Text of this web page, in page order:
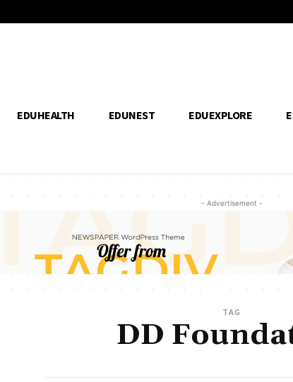
EDUHEALTH EDUNEST EDUEXPLORE
- Advertisement -
TAG
DD